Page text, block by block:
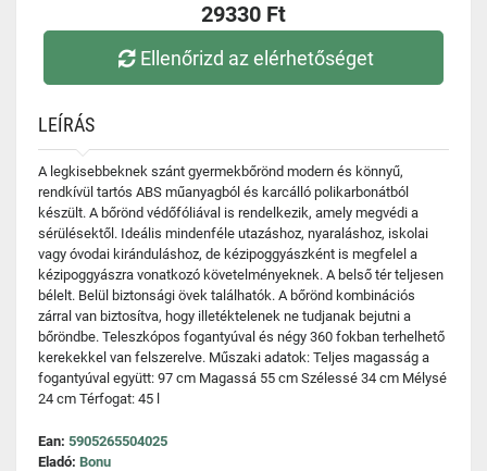
29330 Ft
Ellenőrizd az elérhetőséget
LEÍRÁS
A legkisebbeknek szánt gyermekbőrönd modern és könnyű,
rendkívül tartós ABS műanyagból és karcálló polikarbonátból
készült. A bőrönd védőfóliával is rendelkezik, amely megvédi a
sérülésektől. Ideális mindenféle utazáshoz, nyaraláshoz, iskolai
vagy óvodai kiránduláshoz, de kézipoggyászként is megfelel a
kézipoggyászra vonatkozó követelményeknek. A belső tér teljesen
bélelt. Belül biztonsági övek találhatók. A bőrönd kombinációs
zárral van biztosítva, hogy illetéktelenek ne tudjanak bejutni a
bőröndbe. Teleszkópos fogantyúval és négy 360 fokban terhelhető
kerekekkel van felszerelve. Műszaki adatok: Teljes magasság a
fogantyúval együtt: 97 cm Magassá 55 cm Szélessé 34 cm Mélysé
24 cm Térfogat: 45 l
Ean: 5905265504025
Eladó: Bonu